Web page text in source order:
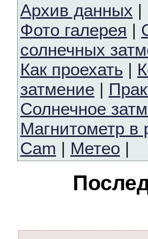
Архив данных |
Фото галерея |
солнечных
Как проехать |
затмение |
Солнечное
Магнитометр в
Cam | Метео |